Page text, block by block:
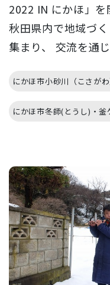
2022 IN にかほ」を
秋田県内で地域づ
集まり、 交流を通
にかほ市小砂川（こさがわ
にかほ市冬師(とうし)・